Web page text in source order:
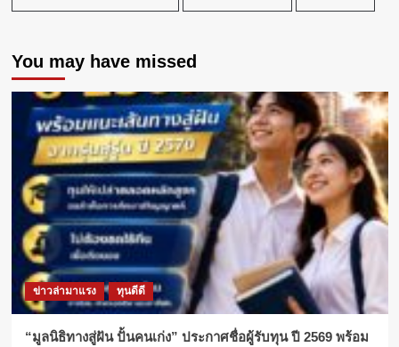
คุ้มครอง
ผู้
บริโภค
You may have missed
ข่าวล่ามาแรง ทุนดีดี
“มูลนิธิทางสู่ฝัน ปั้นคนเก่ง” ประกาศชื่อผู้รับทุน ปี 2569 พร้อม